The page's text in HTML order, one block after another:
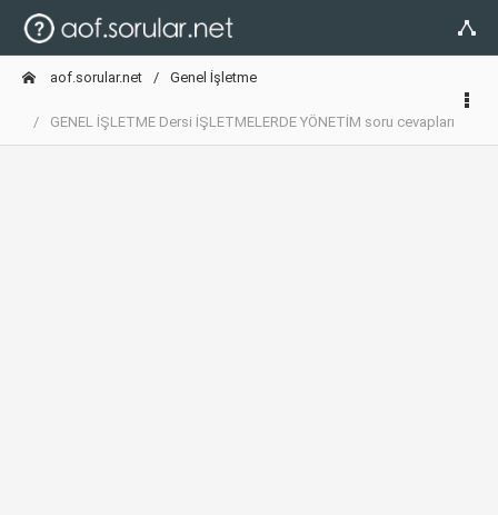
aof.sorular.net Genel İşletme
GENEL İŞLETME Dersi İŞLETMELERDE YÖNETİM soru cevapları